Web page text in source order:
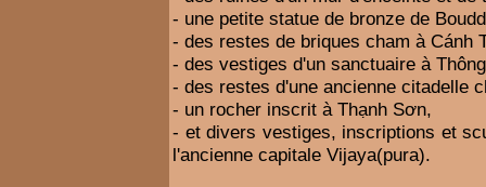
- une petite statue de bronze de
- des restes de briques cham à Cánh
- des vestiges d'un sanctuaire à
- des restes d'une ancienne citadelle
- un rocher inscrit à Thạnh Sơn,
- et divers vestiges, inscriptions et
l'ancienne capitale Vijaya(pura).